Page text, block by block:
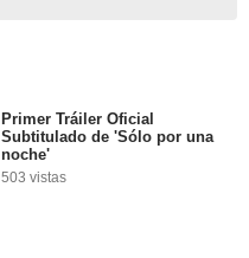
Primer Tráiler Oficial
Subtitulado de 'Sólo por una
noche'
503 vistas